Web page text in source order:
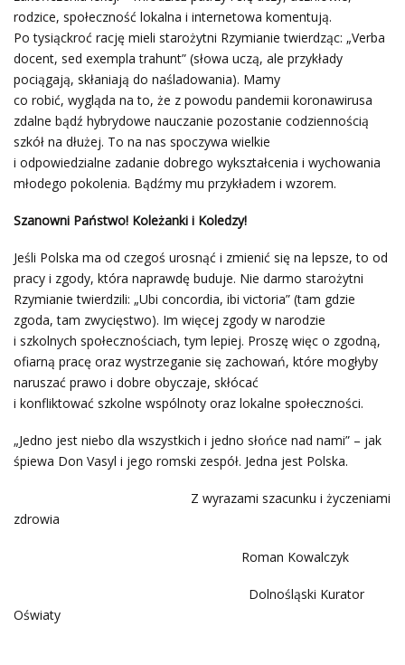
rodzice, społeczność lokalna i internetowa komentują.
Po tysiąckroć rację mieli starożytni Rzymianie twierdząc: „Verba
docent, sed exempla trahunt” (słowa uczą, ale przykłady
pociągają, skłaniają do naśladowania). Mamy
co robić, wygląda na to, że z powodu pandemii koronawirusa
zdalne bądź hybrydowe nauczanie pozostanie codziennością
szkół na dłużej. To na nas spoczywa wielkie
i odpowiedzialne zadanie dobrego wykształcenia i wychowania
młodego pokolenia. Bądźmy mu przykładem i wzorem.
Szanowni Państwo! Koleżanki i Koledzy!
Jeśli Polska ma od czegoś urosnąć i zmienić się na lepsze, to od
pracy i zgody, która naprawdę buduje. Nie darmo starożytni
Rzymianie twierdzili: „Ubi concordia, ibi victoria” (tam gdzie
zgoda, tam zwycięstwo). Im więcej zgody w narodzie
i szkolnych społecznościach, tym lepiej. Proszę więc o zgodną,
ofiarną pracę oraz wystrzeganie się zachowań, które mogłyby
naruszać prawo i dobre obyczaje, skłócać
i konfliktować szkolne wspólnoty oraz lokalne społeczności.
„Jedno jest niebo dla wszystkich i jedno słońce nad nami” – jak
śpiewa Don Vasyl i jego romski zespół. Jedna jest Polska.
Z wyrazami szacunku i życzeniami
zdrowia
Roman Kowalczyk
Dolnośląski Kurator
Oświaty